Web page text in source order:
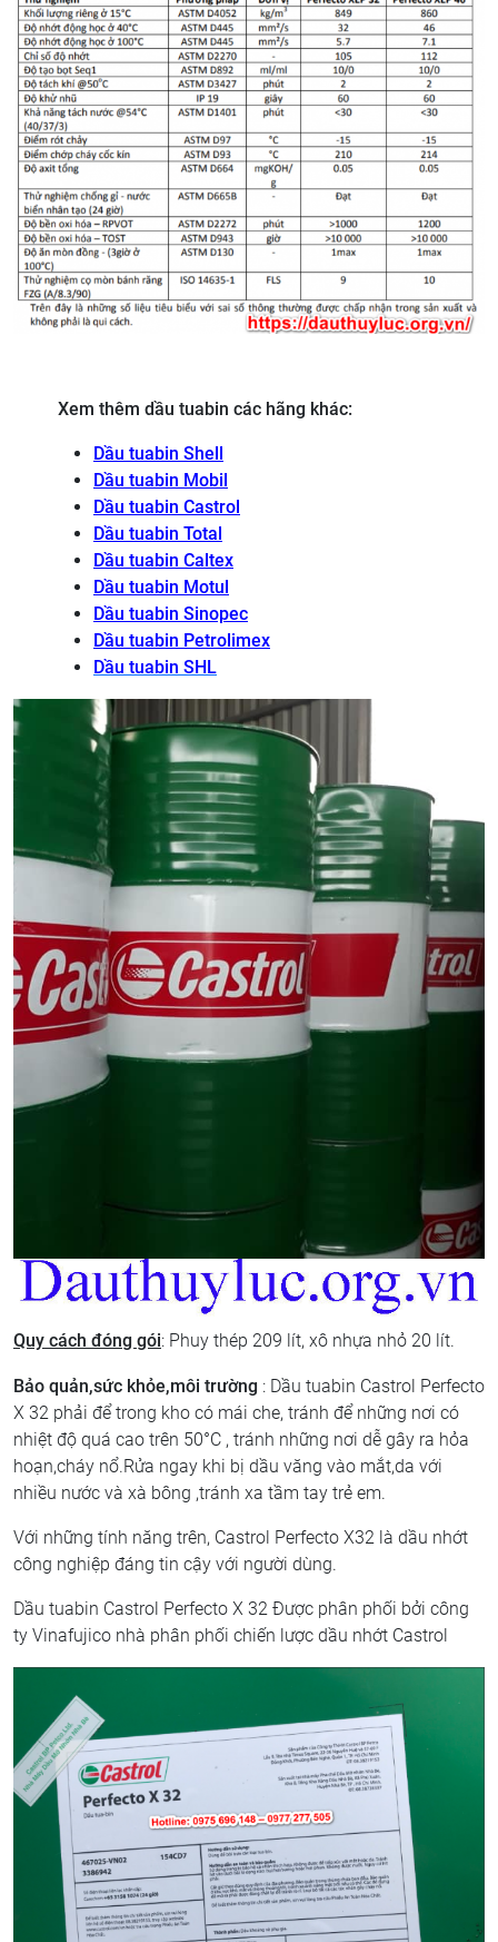
Xem thêm dầu tuabin các hãng khác:
Dầu tuabin Shell
Dầu tuabin Mobil
Dầu tuabin Castrol
Dầu tuabin Total
Dầu tuabin Caltex
Dầu tuabin Motul
Dầu tuabin Sinopec
Dầu tuabin Petrolimex
Dầu tuabin SHL
Quy cách đóng gói: Phuy thép 209 lít, xô nhựa nhỏ 20 lít.
Bảo quản,sức khỏe,môi trường : Dầu tuabin Castrol Perfecto
X 32 phải để trong kho có mái che, tránh để những nơi có
nhiệt độ quá cao trên 50°C , tránh những nơi dễ gây ra hỏa
hoạn,cháy nổ.Rửa ngay khi bị dầu văng vào mắt,da với
nhiều nước và xà bông ,tránh xa tầm tay trẻ em.
Với những tính năng trên, Castrol Perfecto X32 là dầu nhớt
công nghiệp đáng tin cậy với người dùng.
Dầu tuabin Castrol Perfecto X 32 Được phân phối bởi công
ty Vinafujico nhà phân phối chiến lược dầu nhớt Castrol